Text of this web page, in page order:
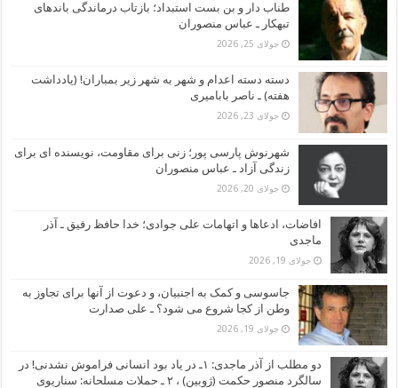
طناب دار و بن بست استبداد؛ بازتاب درماندگی باندهای
تبهکار ـ عباس منصوران
جولای 25, 2026
دسته دسته اعدام و شهر به شهر زیر بمباران! (یادداشت
هفته) ـ ناصر بابامیری
جولای 23, 2026
شهرنوش پارسی پور؛ زنی برای مقاومت، نویسنده ای برای
زندگی آزاد ـ عباس منصوران
جولای 20, 2026
افاضات، ادعاها و اتهامات علی جوادی؛ خدا حافظ رفیق ـ آذر
ماجدی
جولای 19, 2026
جاسوسی و کمک به اجنبیان، و دعوت از آنها برای تجاوز به
وطن از کجا شروع می شود؟ ـ علی صدارت
جولای 19, 2026
دو مطلب از آذر ماجدی: ۱ـ در یاد بود انسانی فراموش نشدنی! در
سالگرد منصور حکمت (ژوبین) ، ۲ ـ حملات مسلحانه: سناریوی